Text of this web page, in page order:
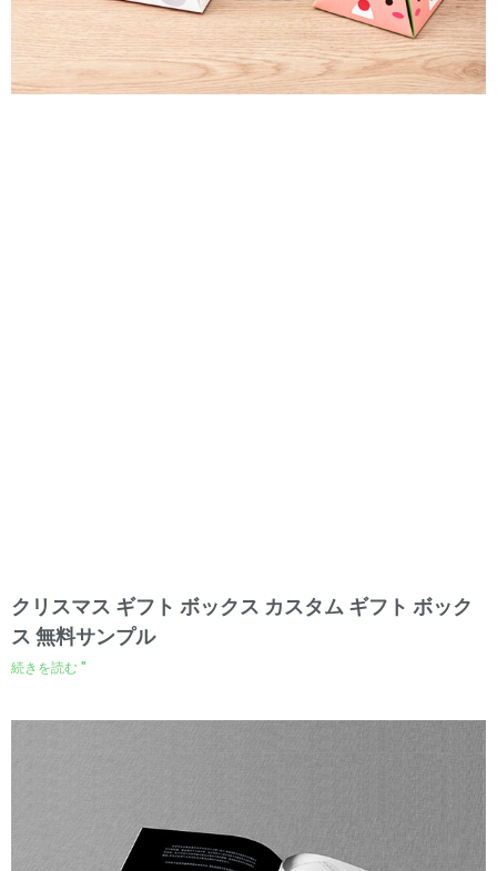
クリスマス ギフト ボックス カスタム ギフト ボック
ス 無料サンプル
続きを読む "